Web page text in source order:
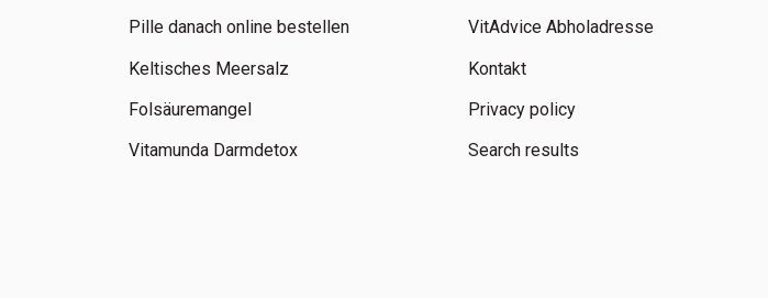
Pille danach online bestellen
Keltisches Meersalz
Folsäuremangel
Vitamunda Darmdetox
VitAdvice Abholadresse
Kontakt
Privacy policy
Search results